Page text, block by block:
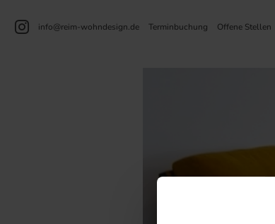
info@reim-wohndesign.de Terminbuchung Offene Stellen